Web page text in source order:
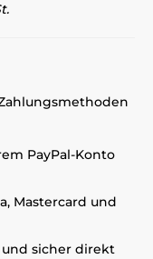
PayPal-Konto
Mastercard und
sicher direkt